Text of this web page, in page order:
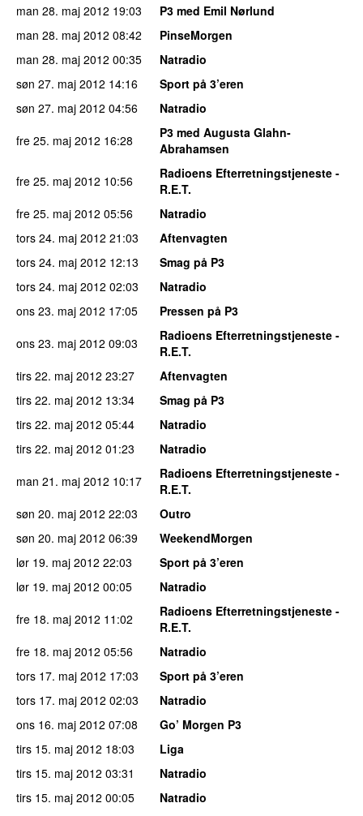
man 28. maj 2012 19:03
P3 med Emil Nørlund
man 28. maj 2012 08:42
PinseMorgen
man 28. maj 2012 00:35
Natradio
søn 27. maj 2012 14:16
Sport på 3’eren
søn 27. maj 2012 04:56
Natradio
fre 25. maj 2012 16:28
P3 med Augusta Glahn-
Abrahamsen
fre 25. maj 2012 10:56
Radioens Efterretningstjeneste -
R.E.T.
fre 25. maj 2012 05:56
Natradio
tors 24. maj 2012 21:03
Aftenvagten
tors 24. maj 2012 12:13
Smag på P3
tors 24. maj 2012 02:03
Natradio
ons 23. maj 2012 17:05
Pressen på P3
ons 23. maj 2012 09:03
Radioens Efterretningstjeneste -
R.E.T.
tirs 22. maj 2012 23:27
Aftenvagten
tirs 22. maj 2012 13:34
Smag på P3
tirs 22. maj 2012 05:44
Natradio
tirs 22. maj 2012 01:23
Natradio
man 21. maj 2012 10:17
Radioens Efterretningstjeneste -
R.E.T.
søn 20. maj 2012 22:03
Outro
søn 20. maj 2012 06:39
WeekendMorgen
lør 19. maj 2012 22:03
Sport på 3’eren
lør 19. maj 2012 00:05
Natradio
fre 18. maj 2012 11:02
Radioens Efterretningstjeneste -
R.E.T.
fre 18. maj 2012 05:56
Natradio
tors 17. maj 2012 17:03
Sport på 3’eren
tors 17. maj 2012 02:03
Natradio
ons 16. maj 2012 07:08
Go’ Morgen P3
tirs 15. maj 2012 18:03
Liga
tirs 15. maj 2012 03:31
Natradio
tirs 15. maj 2012 00:05
Natradio